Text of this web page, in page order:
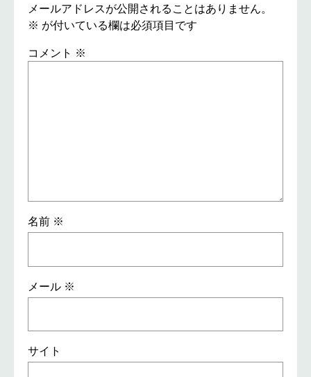
メールアドレスが公開されることはありません。
※ が付いている欄は必須項目です
コメント ※
名前 ※
メール ※
サイト